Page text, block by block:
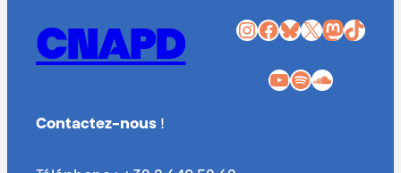
CNAPD InstagramFacebook Bluesky X Mastodon TikTok
YouTube Spotify SoundCloud
Contactez-nous !